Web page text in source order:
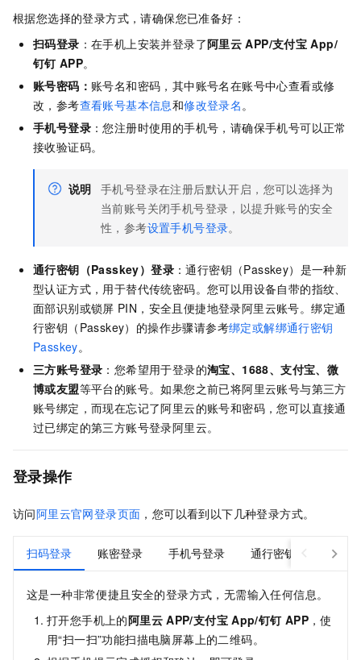
根据您选择的登录方式，请确保您已准备好：
扫码登录 ：在手机上安装并登录了阿里云 APP/支付宝 App/
钉钉 APP。
账号密码： 账号名和密码，其中账号名在账号中心查看或修
改，参考查看账号基本信息和修改登录名。
手机号登录 ：您注册时使用的手机号，请确保手机号可以正常
接收验证码。
说明 手机号登录在注册后默认开启，您可以选择为
当前账号关闭手机号登录，以提升账号的安全
性，参考设置手机号登录。
通行密钥（Passkey）登录 ：通行密钥（Passkey）是一种新
型认证方式，用于替代传统密码。您可以用设备自带的指纹、
面部识别或锁屏 PIN，安全且便捷地登录阿里云账号。绑定通
行密钥（Passkey）的操作步骤请参考绑定或解绑通行密钥
Passkey。
三方账号登录 ：您希望用于登录的淘宝、1688、支付宝、微
博或友盟等平台的账号。如果您之前已将阿里云账号与第三方
账号绑定，而现在忘记了阿里云的账号和密码，您可以直接通
过已绑定的第三方账号登录阿里云。
登录操作
访问阿里云官网登录页面 ，您可以看到以下几种登录方式。
扫码登录 账密登录 手机号登录 通行密钥 第三
这是一种非常便捷且安全的登录方式，无需输入任何信息。
打开您手机上的阿里云 APP/支付宝 App/钉钉 APP ，使
用“扫一扫”功能扫描电脑屏幕上的二维码。